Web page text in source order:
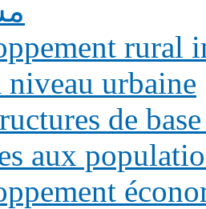
rural
niveau urbaine
de
aux